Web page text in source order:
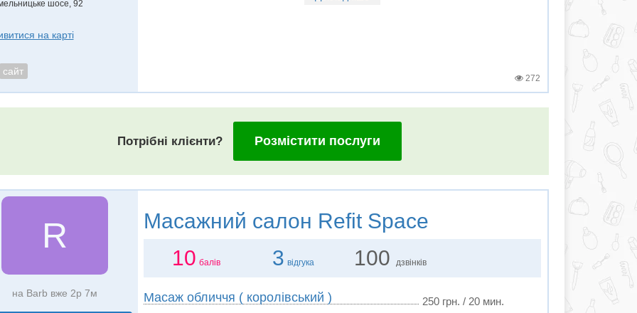
шосе, 92
на карті
сайт
272
Потрібні клієнти? Розмістити послуги
R
на Barb вже 2р 7м
Масажний салон Refit Space
10 балів 3 відгука 100 дзвінків
Масаж обличчя ( королівський ) 250 грн. / 20 мин.